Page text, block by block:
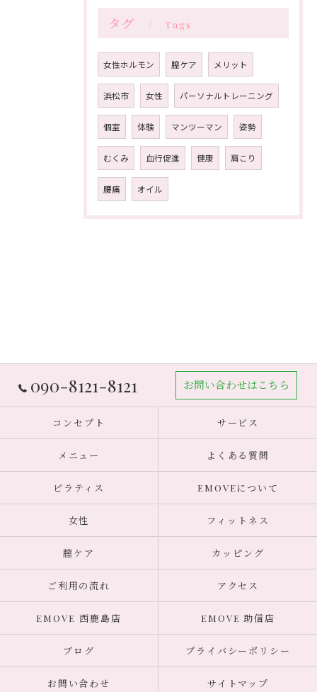
タグ Tags
女性ホルモン 膣ケア メリット
浜松市 女性 パーソナルトレーニング
個室 体験 マンツーマン 姿勢
むくみ 血行促進 健康 肩こり
腰痛 オイル
090-8121-8121 お問い合わせはこちら
コンセプト サービス
メニュー よくある質問
ピラティス EMOVEについて
女性 フィットネス
膣ケア カッピング
ご利用の流れ アクセス
EMOVE 西鹿島店 EMOVE 助信店
ブログ プライバシーポリシー
お問い合わせ サイトマップ